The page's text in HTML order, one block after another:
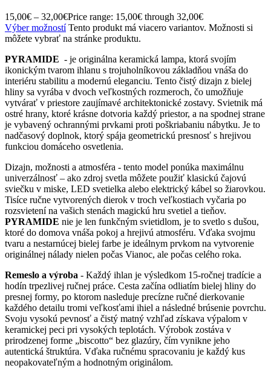
15,00€ – 32,00€Price range: 15,00€ through 32,00€
Výber možnostíTento produkt má viacero variantov. Možnosti si
môžete vybrať na stránke produktu.
PYRAMIDE - je originálna keramická lampa, ktorá svojím
ikonickým tvarom ihlanu s trojuholníkovou základňou vnáša do
interiéru stabilitu a modernú eleganciu. Tento čistý dizajn z bielej
hliny sa vyrába v dvoch veľkostných rozmeroch, čo umožňuje
vytvárať v priestore zaujímavé architektonické zostavy. Svietnik má
ostré hrany, ktoré krásne dotvoria každý priestor, a na spodnej strane
je vybavený ochrannými prvkami proti poškriabaniu nábytku. Je to
nadčasový doplnok, ktorý spája geometrickú presnosť s hrejivou
funkciou domáceho osvetlenia.
Dizajn, možnosti a atmosféra - tento model ponúka maximálnu
univerzálnosť – ako zdroj svetla môžete použiť klasickú čajovú
sviečku v miske, LED svetielka alebo elektrický kábel so žiarovkou.
Tisíce ručne vytvorených dierok v troch veľkostiach vyčaria po
rozsvietení na vašich stenách magickú hru svetiel a tieňov.
PYRAMIDE nie je len funkčným svietidlom, je to svetlo s dušou,
ktoré do domova vnáša pokoj a hrejivú atmosféru. Vďaka svojmu
tvaru a nestarnúcej bielej farbe je ideálnym prvkom na vytvorenie
originálnej nálady nielen počas Vianoc, ale počas celého roka.
Remeslo a výroba - Každý ihlan je výsledkom 15-ročnej tradície a
hodín trpezlivej ručnej práce. Cesta začína odliatím bielej hliny do
presnej formy, po ktorom nasleduje precízne ručné dierkovanie
každého detailu tromi veľkosťami ihiel a následné brúsenie povrchu.
Svoju vysokú pevnosť a čistý matný vzhľad získava výpalom v
keramickej peci pri vysokých teplotách. Výrobok zostáva v
prirodzenej forme „biscotto“ bez glazúry, čím vynikne jeho
autentická štruktúra. Vďaka ručnému spracovaniu je každý kus
neopakovateľným a hodnotným originálom.